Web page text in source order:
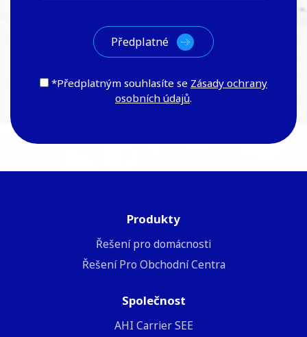
*Předplatným souhlasíte se Zásady ochrany
osobních údajů.
Produkty
Řešení pro domácnosti
Řešení Pro Obchodní Centra
Společnost
ΑΗΙ Carrier SEE